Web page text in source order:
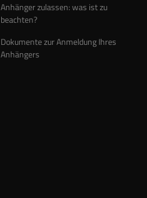
Anhänger zulassen: was ist zu
beachten?
Dokumente zur Anmeldung Ihres
Anhängers